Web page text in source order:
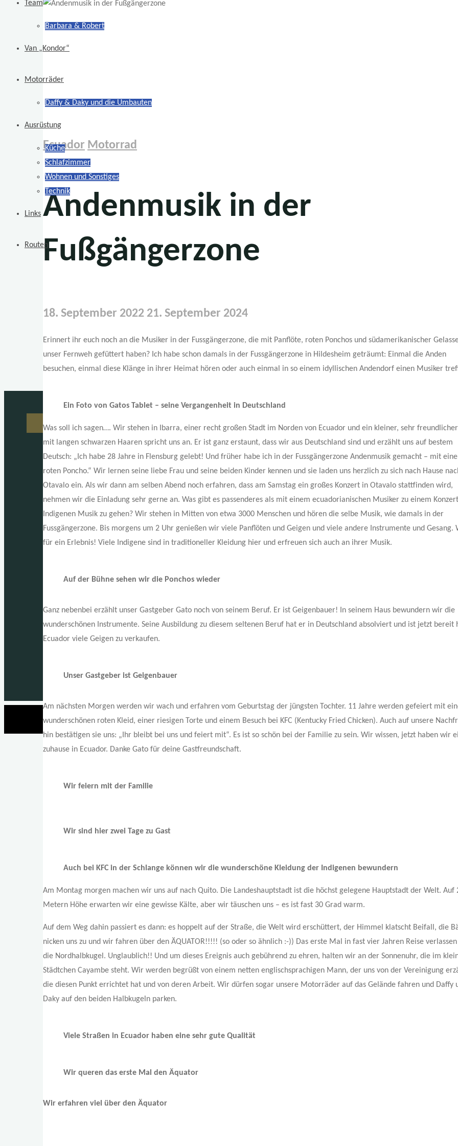
Team
Barbara & Robert
Van „Kondor“
Motorräder
Daffy & Daky und die Umbauten
Ausrüstung
Küche
Schlafzimmer
Wohnen und Sonstiges
Technik
Links
Routen
Ecuador Motorrad
Andenmusik in der
Fußgängerzone
18. September 2022 21. September 2024
Erinnert ihr euch noch an die Musiker in der Fussgängerzone, die mit Panflöte, roten Ponchos und südamerikanischer
unser Fernweh gefüttert haben? Ich habe schon damals in der Fussgängerzone in Hildesheim geträumt: Einmal die Anden
besuchen, einmal diese Klänge in ihrer Heimat hören oder auch einmal in so einem idyllischen Andendorf einen Musiker
Ein Foto von Gatos Tablet – seine Vergangenheit in Deutschland
Was soll ich sagen…. Wir stehen in Ibarra, einer recht großen Stadt im Norden von Ecuador und ein kleiner, sehr
mit langen schwarzen Haaren spricht uns an. Er ist ganz erstaunt, dass wir aus Deutschland sind und erzählt uns auf bestem
Deutsch: „Ich habe 28 Jahre in Flensburg gelebt! Und früher habe ich in der Fussgängerzone Andenmusik gemacht – mit
roten Poncho.“ Wir lernen seine liebe Frau und seine beiden Kinder kennen und sie laden uns herzlich zu sich nach Hause
Otavalo ein. Als wir dann am selben Abend noch erfahren, dass am Samstag ein großes Konzert in Otavalo stattfinden wird,
nehmen wir die Einladung sehr gerne an. Was gibt es passenderes als mit einem ecuadorianischen Musiker zu einem
Indigenen Musik zu gehen? Wir stehen in Mitten von etwa 3000 Menschen und hören die selbe Musik, wie damals in der
Fussgängerzone. Bis morgens um 2 Uhr genießen wir viele Panflöten und Geigen und viele andere Instrumente und Gesang.
für ein Erlebnis! Viele Indigene sind in traditioneller Kleidung hier und erfreuen sich auch an ihrer Musik.
Auf der Bühne sehen wir die Ponchos wieder
Ganz nebenbei erzählt unser Gastgeber Gato noch von seinem Beruf. Er ist Geigenbauer! In seinem Haus bewundern wir die
wunderschönen Instrumente. Seine Ausbildung zu diesem seltenen Beruf hat er in Deutschland absolviert und ist jetzt bereit
Ecuador viele Geigen zu verkaufen.
Unser Gastgeber ist Geigenbauer
Am nächsten Morgen werden wir wach und erfahren vom Geburtstag der jüngsten Tochter. 11 Jahre werden gefeiert mit
wunderschönen roten Kleid, einer riesigen Torte und einem Besuch bei KFC (Kentucky Fried Chicken). Auch auf unsere
hin bestätigen sie uns: „Ihr bleibt bei uns und feiert mit“. Es ist so schön bei der Familie zu sein. Wir wissen, jetzt haben wir
zuhause in Ecuador. Danke Gato für deine Gastfreundschaft.
Wir feiern mit der Familie
Wir sind hier zwei Tage zu Gast
Auch bei KFC in der Schlange können wir die wunderschöne Kleidung der Indigenen bewundern
Am Montag morgen machen wir uns auf nach Quito. Die Landeshauptstadt ist die höchst gelegene Hauptstadt der Welt. Auf
Metern Höhe erwarten wir eine gewisse Kälte, aber wir täuschen uns – es ist fast 30 Grad warm.
Auf dem Weg dahin passiert es dann: es hoppelt auf der Straße, die Welt wird erschüttert, der Himmel klatscht Beifall, die
nicken uns zu und wir fahren über den ÄQUATOR!!!!! (so oder so ähnlich :-)) Das erste Mal in fast vier Jahren Reise
die Nordhalbkugel. Unglaublich!! Und um dieses Ereignis auch gebührend zu ehren, halten wir an der Sonnenuhr, die im
Städtchen Cayambe steht. Wir werden begrüßt von einem netten englischsprachigen Mann, der uns von der Vereinigung
die diesen Punkt errichtet hat und von deren Arbeit. Wir dürfen sogar unsere Motorräder auf das Gelände fahren und Daffy
Daky auf den beiden Halbkugeln parken.
Viele Straßen in Ecuador haben eine sehr gute Qualität
Wir queren das erste Mal den Äquator
Wir erfahren viel über den Äquator